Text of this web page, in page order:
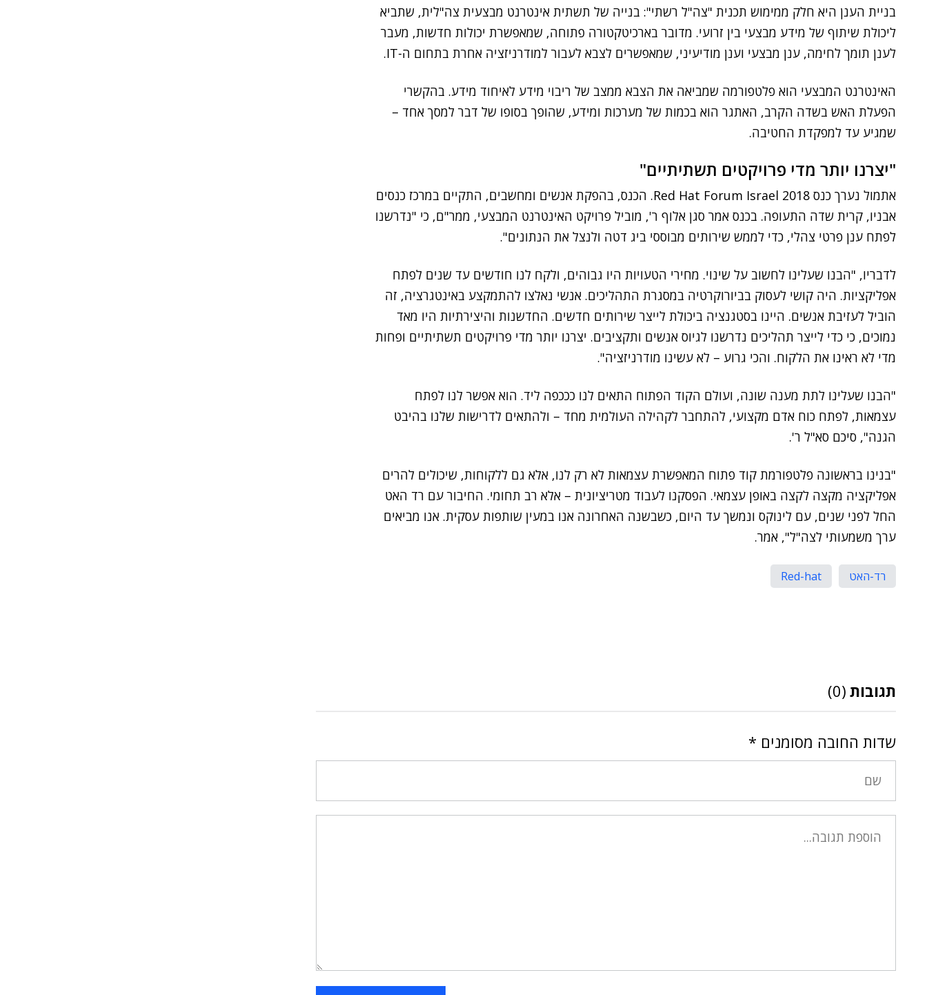
בניית הענן היא חלק ממימוש תכנית "צה"ל רשתי": בנייה של תשתית אינטרנט מבצעית צה"לית, שתביא
ליכולת שיתוף של מידע מבצעי בין זרועי. מדובר בארכיטקטורה פתוחה, שמאפשרת יכולות חדשות, מעבר
לענן תומך לחימה, ענן מבצעי וענן מודיעיני, שמאפשרים לצבא לעבור למודרניזציה אחרת בתחום ה-IT.
האינטרנט המבצעי הוא פלטפורמה שמביאה את הצבא ממצב של ריבוי מידע לאיחוד מידע. בהקשרי
הפעלת האש בשדה הקרב, האתגר הוא בכמות של מערכות ומידע, שהופך בסופו של דבר למסך אחד –
שמגיע עד למפקדת החטיבה.
"יצרנו יותר מדי פרויקטים תשתיתיים"
אתמול נערך כנס Red Hat Forum Israel 2018. הכנס, בהפקת אנשים ומחשבים, התקיים במרכז כנסים
אבניו, קרית שדה התעופה. בכנס אמר סגן אלוף ר', מוביל פרויקט האינטרנט המבצעי, ממר"ם, כי "נדרשנו
לפתח ענן פרטי צהלי, כדי לממש שירותים מבוססי ביג דטה ולנצל את הנתונים".
לדבריו, "הבנו שעלינו לחשוב על שינוי. מחירי הטעויות היו גבוהים, ולקח לנו חודשים עד שנים לפתח
אפליקציות. היה קושי לעסוק בביורוקרטיה במסגרת התהליכים. אנשי נאלצו להתמקצע באינטגרציה, זה
הוביל לעזיבת אנשים. היינו בסטגנציה ביכולת לייצר שירותים חדשים. החדשנות והיצירתיות היו מאד
נמוכים, כי כדי לייצר תהליכים נדרשנו לגיוס אנשים ותקציבים. יצרנו יותר מדי פרויקטים תשתיתיים ופחות
מדי לא ראינו את הלקוח. והכי גרוע – לא עשינו מודרניזציה".
"הבנו שעלינו לתת מענה שונה, ועולם הקוד הפתוח התאים לנו כככפה ליד. הוא אפשר לנו לפתח
עצמאות, לפתח כוח אדם מקצועי, להתחבר לקהילה העולמית מחד – ולהתאים לדרישות שלנו בהיבט
הגנה", סיכם סא"ל ר'.
"בנינו בראשונה פלטפורמת קוד פתוח המאפשרת עצמאות לא רק לנו, אלא גם ללקוחות, שיכולים להרים
אפליקציה מקצה לקצה באופן עצמאי. הפסקנו לעבוד מטריציונית – אלא רב תחומי. החיבור עם רד האט
החל לפני שנים, עם לינוקס ונמשך עד היום, כשבשנה האחרונה אנו במעין שותפות עסקית. אנו מביאים
ערך משמעותי לצה"ל", אמר.
רד-האט Red-hat
תגובות (0)
שדות החובה מסומנים *